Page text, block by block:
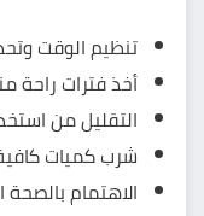
تنظيم الوقت
أخذ فترات راحة
التقليل من
شرب كميات
الاهتمام